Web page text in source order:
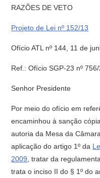
RAZÕES DE VETO
Projeto de Lei nº 152/13
Ofício ATL nº 144, 11 de
Ref.: Ofício SGP-23 nº
Senhor Presidente
Por meio do ofício em
encaminhou à sanção
autoria da Mesa da
aplicação do artigo 1º da
2009 , tratar da
trata o inciso II do § 1º do